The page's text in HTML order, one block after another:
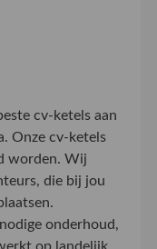
cv-ketels aan
Onze cv-ketels
worden. Wij
die bij jou
onderhoud,